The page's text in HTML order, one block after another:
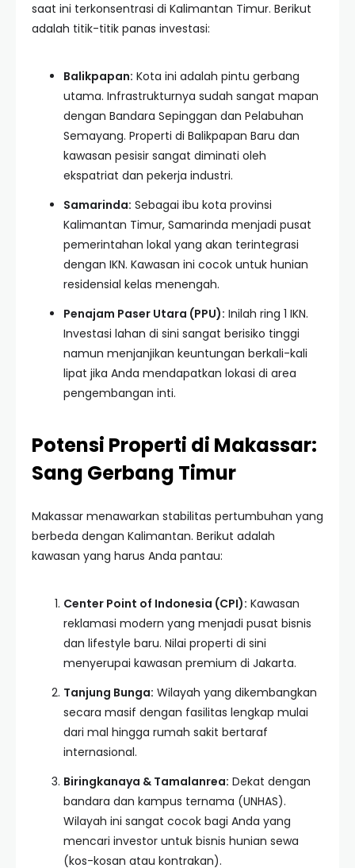
saat ini terkonsentrasi di Kalimantan Timur. Berikut
adalah titik-titik panas investasi:
Balikpapan: Kota ini adalah pintu gerbang
utama. Infrastrukturnya sudah sangat mapan
dengan Bandara Sepinggan dan Pelabuhan
Semayang. Properti di Balikpapan Baru dan
kawasan pesisir sangat diminati oleh
ekspatriat dan pekerja industri.
Samarinda: Sebagai ibu kota provinsi
Kalimantan Timur, Samarinda menjadi pusat
pemerintahan lokal yang akan terintegrasi
dengan IKN. Kawasan ini cocok untuk hunian
residensial kelas menengah.
Penajam Paser Utara (PPU): Inilah ring 1 IKN.
Investasi lahan di sini sangat berisiko tinggi
namun menjanjikan keuntungan berkali-kali
lipat jika Anda mendapatkan lokasi di area
pengembangan inti.
Potensi Properti di Makassar:
Sang Gerbang Timur
Makassar menawarkan stabilitas pertumbuhan yang
berbeda dengan Kalimantan. Berikut adalah
kawasan yang harus Anda pantau:
Center Point of Indonesia (CPI): Kawasan
reklamasi modern yang menjadi pusat bisnis
dan lifestyle baru. Nilai properti di sini
menyerupai kawasan premium di Jakarta.
Tanjung Bunga: Wilayah yang dikembangkan
secara masif dengan fasilitas lengkap mulai
dari mal hingga rumah sakit bertaraf
internasional.
Biringkanaya & Tamalanrea: Dekat dengan
bandara dan kampus ternama (UNHAS).
Wilayah ini sangat cocok bagi Anda yang
mencari investor untuk bisnis hunian sewa
(kos-kosan atau kontrakan).